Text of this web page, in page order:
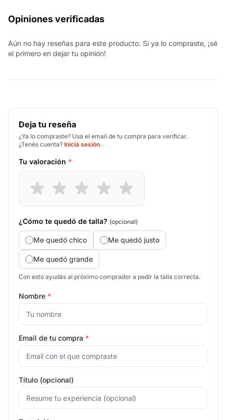
Opiniones verificadas
Aún no hay reseñas para este producto. Si ya lo compraste, ¡sé
el primero en dejar tu opinión!
Deja tu reseña
¿Ya lo compraste? Usá el email de tu compra para verificar.
¿Tenés cuenta? Iniciá sesión.
Tu valoración *
¿Cómo te quedó de talla? (opcional)
Me quedó chico Me quedó justo
Me quedó grande
Con esto ayudás al próximo comprador a pedir la talla correcta.
Nombre *
Email de tu compra *
Título (opcional)